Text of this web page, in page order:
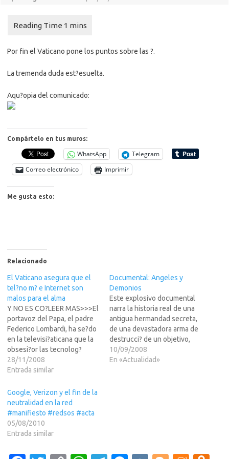
Por fin el Vaticano pone los puntos sobre las ?.
La tremenda duda est?esuelta.
Aqu?opia del comunicado:
Compártelo en tus muros:
WhatsApp
Telegram
Correo electrónico
Imprimir
Me gusta esto:
Relacionado
El Vaticano asegura que el
tel?no m? e Internet son
malos para el alma
Y NO ES CO?LEER MAS>>>El
portavoz del Papa, el padre
Federico Lombardi, ha se?do
en la televisi?aticana que la
obsesi?or las tecnolog?
modernas, como el m? e
Internet, no est?ejando
gente se dedique a tareas
espirituales, y que sin vida
espiritual, corren el riesgo
de…
28/11/2008
Entrada similar
Documental: Angeles y
Demonios
Este explosivo documental
narra la historia real de una
antigua hermandad secreta,
de una devastadora arma de
destrucci? de un objetivo,
inusual... el Vaticano. Los
Illuminati existen, por
10/09/2008
En «Actualidad»
Google, Verizon y el fin de la
neutralidad en la red
#manifiesto #redsos #acta
05/08/2010
Entrada similar